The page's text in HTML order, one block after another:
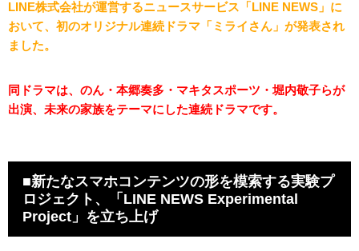
LINE株式会社が運営するニュースサービス「LINE NEWS」に
おいて、初のオリジナル連続ドラマ「ミライさん」が発表され
ました。
同ドラマは、のん・本郷奏多・マキタスポーツ・堀内敬子らが
出演、未来の家族をテーマにした連続ドラマです。
■新たなスマホコンテンツの形を模索する実験プ
ロジェクト、「LINE NEWS Experimental
Project」を立ち上げ